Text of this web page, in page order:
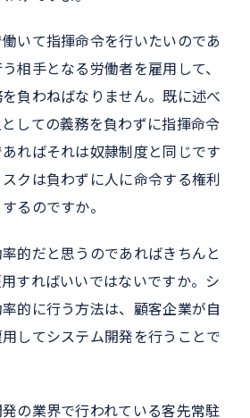
いて指揮命令を行いたいのであ
相手となる労働者を雇用して、
負わねばなりません。既に述べ
しての義務を負わずに指揮命令
ればそれは奴隷制度と同じです
クは負わずに人に命令する権利
るのですか。
的だと思うのであればきちんと
すればいいではないですか。シ
的に行う方法は、顧客企業が自
してシステム開発を行うことで
の業界で行われている客先常駐